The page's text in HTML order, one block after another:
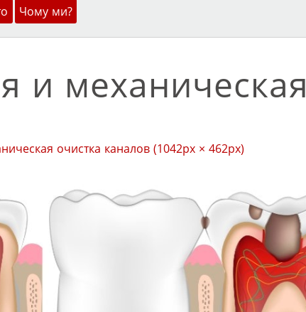
Чому ми?
и механическая
очистка каналов (1042px × 462px)